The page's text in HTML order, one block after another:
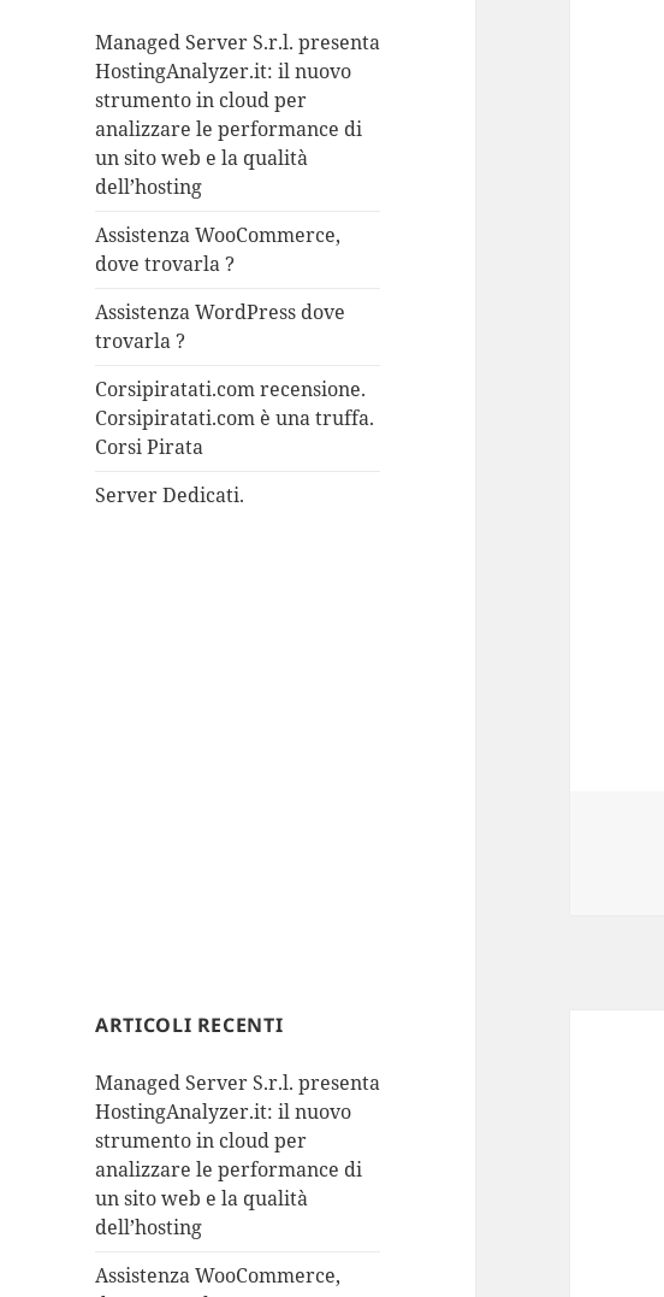
Managed Server S.r.l. presenta
HostingAnalyzer.it: il nuovo
strumento in cloud per
analizzare le performance di
un sito web e la qualità
dell’hosting
Assistenza WooCommerce,
dove trovarla ?
Assistenza WordPress dove
trovarla ?
Corsipiratati.com recensione.
Corsipiratati.com è una truffa.
Corsi Pirata
Server Dedicati.
ARTICOLI RECENTI
Managed Server S.r.l. presenta
HostingAnalyzer.it: il nuovo
strumento in cloud per
analizzare le performance di
un sito web e la qualità
dell’hosting
Assistenza WooCommerce,